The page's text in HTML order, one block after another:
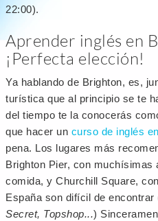
22:00).
Aprender inglés en
¡Perfecta elección!
Ya hablando de Brighton, es,
turística que al principio se te
del tiempo te la conocerás
que hacer un curso de inglés
pena. Los lugares más
Brighton Pier, con
comida, y Churchill Square,
España son difícil de encontrar
Secret, Topshop...)